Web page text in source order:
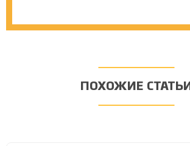
ПОХОЖИЕ СТАТЬИ